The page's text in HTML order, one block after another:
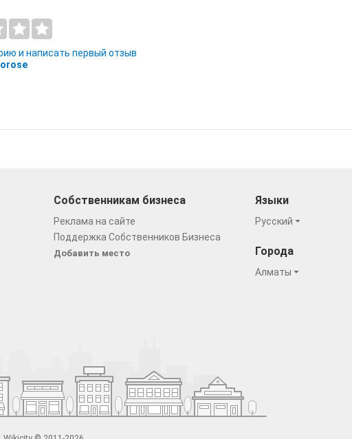
и написать первый отзыв
Собственникам бизнеса
Реклама на сайте
Поддержка Собственников Бизнеса
Добавить место
Языки
Русский
Города
Алматы